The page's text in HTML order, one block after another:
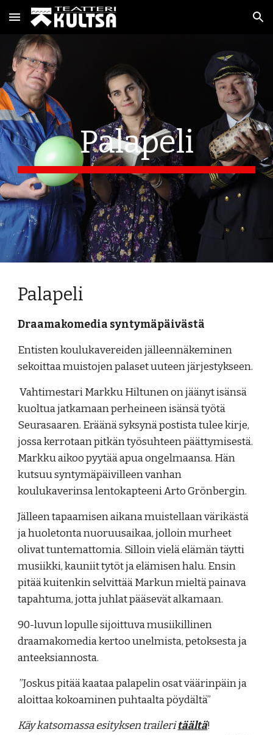
Skip to main content Skip to navigation
Palapeli
Palapeli
Draamakomedia syntymäpäivästä
Entisten koulukavereiden jälleennäkeminen
sekoittaa muistojen palaset uuteen järjestykseen.
Vahtimestari Markku Hiltunen on jäänyt isänsä
kuoltua jatkamaan perheineen isänsä työtä
Seurasaaren. Eräänä syksynä postista tulee kirje,
jossa kerrotaan pitkän työsuhteen päättymisestä.
Markku aikoo pyytää apua ongelmaansa. Hän
kutsuu syntymäpäivilleen vanhan
koulukaverinsa lentokapteeni Arto Grönbergin.
Jälleen tapaamisen aikana muistellaan värikästä
ja huoletonta nuoruusaikaa, jolloin murheet
olivat tuntemattomia. Silloin vielä elämän täytti
musiikki, kauniit tytöt ja elämisen halu. Ensin
pitää kuitenkin selvittää Markun mieltä painava
tapahtuma, jotta juhlat pääsevät alkamaan.
90-luvun lopulle sijoittuva musiikillinen
draamakomedia kertoo unelmista, petoksesta ja
anteeksiannosta.
”Joskus pitää kaataa palapelin osat väärinpäin ja
aloittaa kokoaminen puhtaalta pöydältä”
Käy katsomassa esityksen traileri täältä!